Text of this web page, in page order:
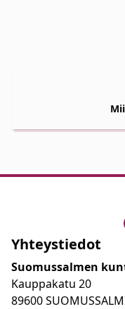
Yhteystiedot
Suomussalmen
Kauppakatu 20
89600